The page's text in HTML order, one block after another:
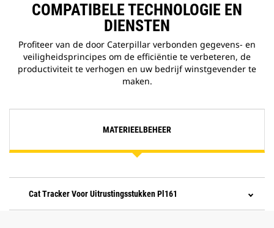
COMPATIBELE TECHNOLOGIE EN
DIENSTEN
Profiteer van de door Caterpillar verbonden gegevens- en
veiligheidsprincipes om de efficiëntie te verbeteren, de
productiviteit te verhogen en uw bedrijf winstgevender te
maken.
MATERIEELBEHEER
Cat Tracker Voor Uitrustingsstukken Pl161